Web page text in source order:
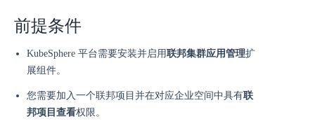
前提条件
KubeSphere 平台需要安装并启用联邦集群应用管理扩
展组件。
您需要加入一个联邦项目并在对应企业空间中具有联
邦项目查看权限。